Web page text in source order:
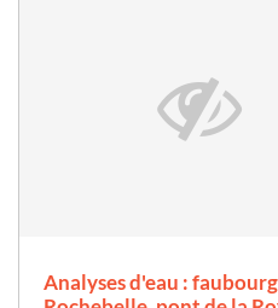
Analyses d'eau :